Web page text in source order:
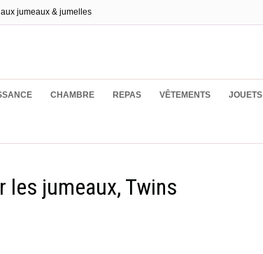
jumeaux & jumelles
CHAMBRE REPAS VÊTEMENTS JOUETS
les jumeaux, Twins